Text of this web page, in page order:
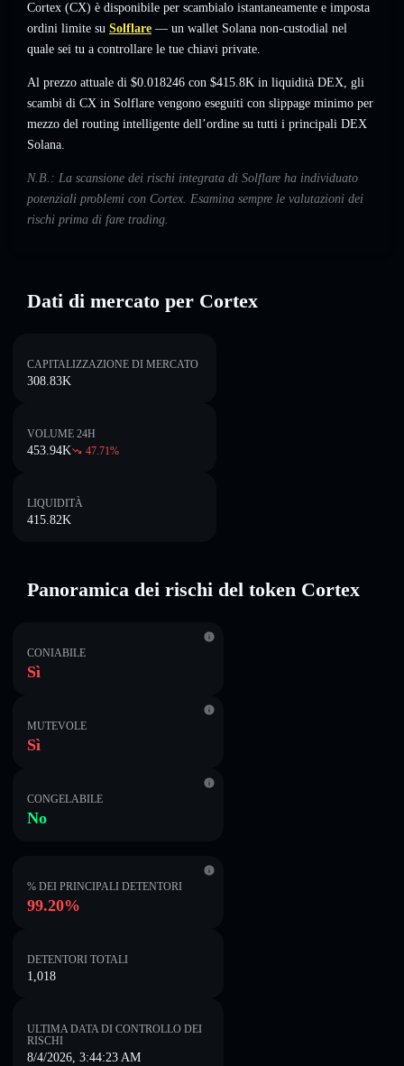
Cortex (CX) è disponibile per scambialo istantaneamente e imposta
ordini limite su Solflare — un wallet Solana non-custodial nel
quale sei tu a controllare le tue chiavi private.
Al prezzo attuale di $0.018246 con $415.8K in liquidità DEX, gli
scambi di CX in Solflare vengono eseguiti con slippage minimo per
mezzo del routing intelligente dell’ordine su tutti i principali DEX
Solana.
N.B.: La scansione dei rischi integrata di Solflare ha individuato
potenziali problemi con Cortex. Esamina sempre le valutazioni dei
rischi prima di fare trading.
Dati di mercato per Cortex
CAPITALIZZAZIONE DI MERCATO
308.83K
VOLUME 24H
453.94K 47.71%
LIQUIDITÀ
415.82K
Panoramica dei rischi del token Cortex
CONIABILE
Sì
MUTEVOLE
Sì
CONGELABILE
No
% DEI PRINCIPALI DETENTORI
99.20%
DETENTORI TOTALI
1,018
ULTIMA DATA DI CONTROLLO DEI
RISCHI
8/4/2026, 3:44:23 AM